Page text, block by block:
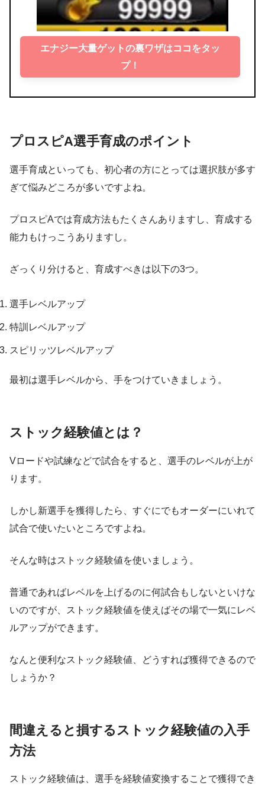
エナジー大量ゲットの裏ワザはココをタッ
プ！
プロスピA選手育成のポイント
選手育成といっても、初心者の方にとっては選択肢が多す
ぎて悩みどころが多いですよね。
プロスピAでは育成方法もたくさんありますし、育成する
能力もけっこうありますし。
ざっくり分けると、育成すべきは以下の3つ。
選手レベルアップ
特訓レベルアップ
スピリッツレベルアップ
最初は選手レベルから、手をつけていきましょう。
ストック経験値とは？
Vロードや試練などで試合をすると、選手のレベルが上が
ります。
しかし新選手を獲得したら、すぐにでもオーダーにいれて
試合で使いたいところですよね。
そんな時はストック経験値を使いましょう。
普通であればレベルを上げるのに何試合もしないといけな
いのですが、ストック経験値を使えばその場で一気にレベ
ルアップができます。
なんと便利なストック経験値、どうすれば獲得できるので
しょうか？
間違えると損するストック経験値の入手
方法
ストック経験値は、選手を経験値変換することで獲得でき